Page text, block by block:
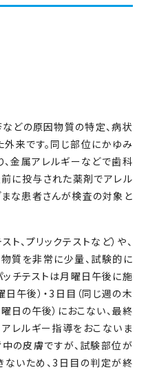
どの原因物質の特定、病状
来です。同じ部位にかゆみ
金属アレルギーなどで歯科
に投与された薬剤でアレル
な患者さんが検査の対象と
ト、プリックテストなど）や、
質を非常に少量、試験的に
ッチテストは月曜日午後に施
午後）・3日目（同じ週の木
日の午後）におこない、最終
レルギー指導をおこないま
の皮膚ですが、試験部位が
ないため、3日目の判定が終